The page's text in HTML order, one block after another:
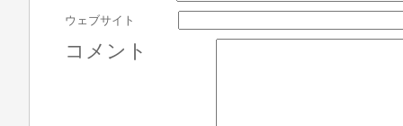
ウェブサイト
コメント